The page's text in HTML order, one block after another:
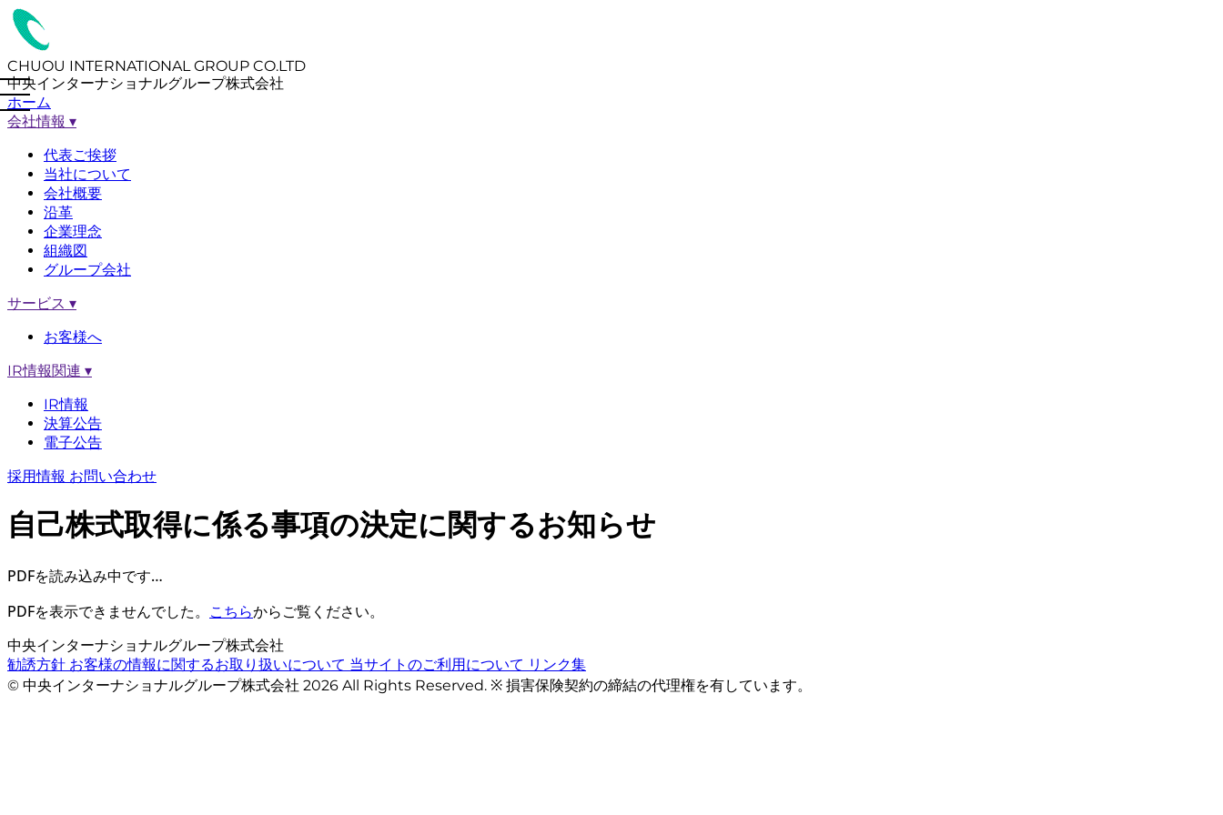
CHUOU INTERNATIONAL GROUP CO.LTD
中央インターナショナルグループ株式会社
ホーム
会社情報 ▾
代表ご挨拶
当社について
会社概要
沿革
企業理念
組織図
グループ会社
サービス ▾
お客様へ
IR情報関連 ▾
IR情報
決算公告
電子公告
採用情報 お問い合わせ
自己株式取得に係る事項の決定に関するお知らせ
PDFを読み込み中です…
PDFを表示できませんでした。 こちらからご覧ください。
中央インターナショナルグループ株式会社
勧誘方針 お客様の情報に関するお取り扱いについて 当サイトのご利用について リンク集
© 中央インターナショナルグループ株式会社 2026 All Rights Reserved. ※ 損害保険契約の締結の代理権を有しています。